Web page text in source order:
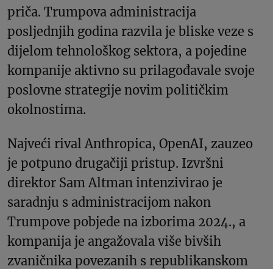
priča. Trumpova administracija
posljednjih godina razvila je bliske veze s
dijelom tehnološkog sektora, a pojedine
kompanije aktivno su prilagođavale svoje
poslovne strategije novim političkim
okolnostima.
Najveći rival Anthropica, OpenAI, zauzeo
je potpuno drugačiji pristup. Izvršni
direktor Sam Altman intenzivirao je
saradnju s administracijom nakon
Trumpove pobjede na izborima 2024., a
kompanija je angažovala više bivših
zvaničnika povezanih s republikanskom